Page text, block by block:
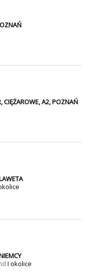
A2, POZNAŃ
I okolice